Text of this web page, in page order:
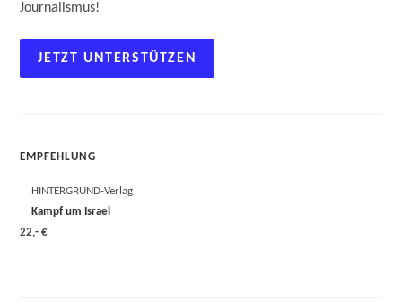
Journalismus!
JETZT UNTERSTÜTZEN
EMPFEHLUNG
HINTERGRUND-Verlag
Kampf um Israel
22,- €